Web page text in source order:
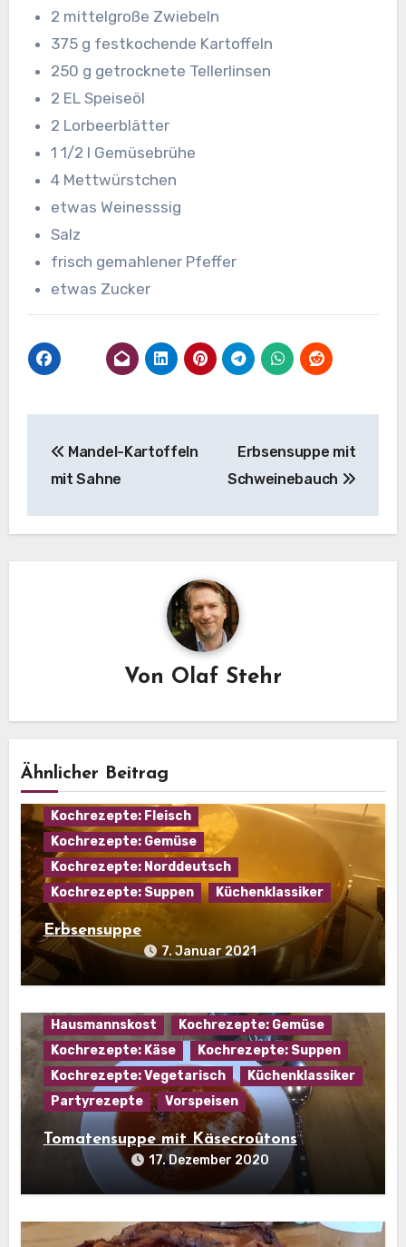
2 mittelgroße Zwiebeln
375 g festkochende Kartoffeln
250 g getrocknete Tellerlinsen
2 EL Speiseöl
2 Lorbeerblätter
1 1/2 l Gemüsebrühe
4 Mettwürstchen
etwas Weinesssig
Salz
frisch gemahlener Pfeffer
etwas Zucker
Mandel-Kartoffeln
mit Sahne
Erbsensuppe mit
Schweinebauch
Von Olaf Stehr
Ähnlicher Beitrag
Eintopf
Hausmannskost
Kochrezepte: Fleisch
Kochrezepte: Gemüse
Kochrezepte: Norddeutsch
Kochrezepte: Suppen
Küchenklassiker
Erbsensuppe
7. Januar 2021
Hausmannskost
Kochrezepte: Gemüse
Kochrezepte: Käse
Kochrezepte: Suppen
Kochrezepte: Vegetarisch
Küchenklassiker
Partyrezepte
Vorspeisen
Tomatensuppe mit Käsecroûtons
17. Dezember 2020